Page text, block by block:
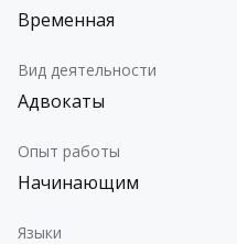
Временная
Вид деятельности
Адвокаты
Опыт работы
Начинающим
Языки